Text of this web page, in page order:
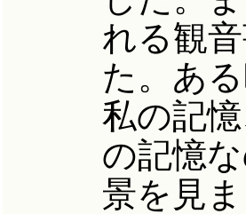
れる観
た。あ
私の記
の記憶
景を見